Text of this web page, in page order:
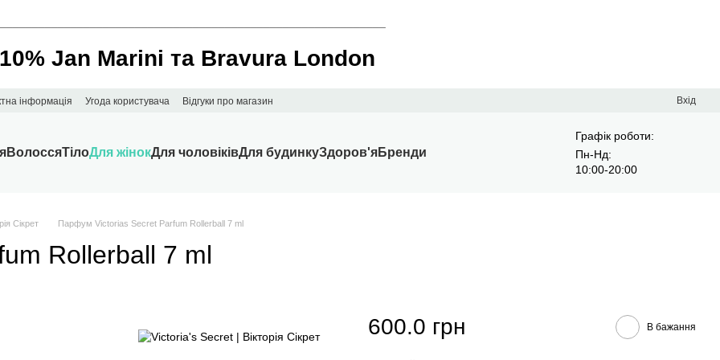
Jan Marini та Bravura London
інформація Угода користувача Відгуки про магазин Вхід
ВолоссяТілоДля жінокДля чоловіківДля будинкуЗдоров'яБренди
Графік роботи:
Пн-Нд:
10:00-20:00
Сікрет Парфум Victorias Secret Parfum Rollerball 7 ml
Rollerball 7 ml
600.0 грн В бажання